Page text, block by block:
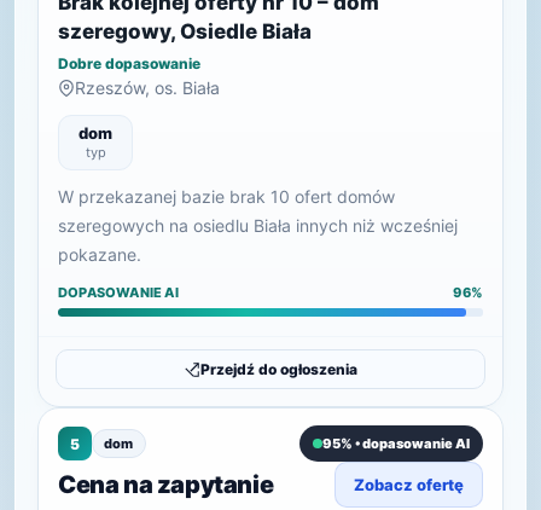
szeregowy, Osiedle Biała
Dobre dopasowanie
Rzeszów, os. Biała
dom
typ
W przekazanej bazie brak 10 ofert domów
szeregowych na osiedlu Biała innych niż wcześniej
pokazane.
DOPASOWANIE AI 96%
Przejdź do ogłoszenia
5 dom 95% • dopasowanie AI
Cena na zapytanie Zobacz ofertę